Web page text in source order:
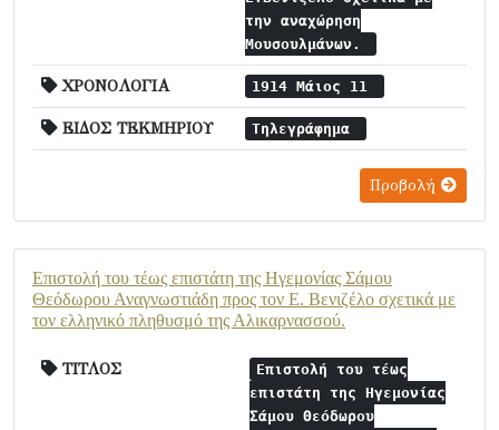
την αναχώρηση
Μουσουλμάνων.
ΧΡΟΝΟΛΟΓΙΑ 1914 Μάιος 11
ΕΙΔΟΣ ΤΕΚΜΗΡΙΟΥ Τηλεγράφημα
Προβολή
Επιστολή του τέως επιστάτη της Ηγεμονίας Σάμου
Θεόδωρου Αναγνωστιάδη προς τον Ε. Βενιζέλο σχετικά με
τον ελληνικό πληθυσμό της Αλικαρνασσού.
ΤΙΤΛΟΣ
Επιστολή του τέως
επιστάτη της Ηγεμονίας
Σάμου Θεόδωρου